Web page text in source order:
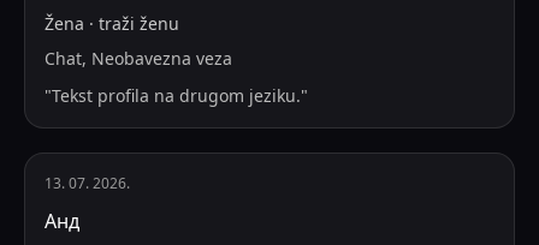
Žena · traži ženu
Chat, Neobavezna veza
"Tekst profila na drugom jeziku."
13. 07. 2026.
Анд